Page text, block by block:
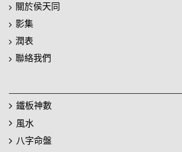
關於侯天同
影集
潤表
聯絡我們
鐵板神數
風水
八字命盤